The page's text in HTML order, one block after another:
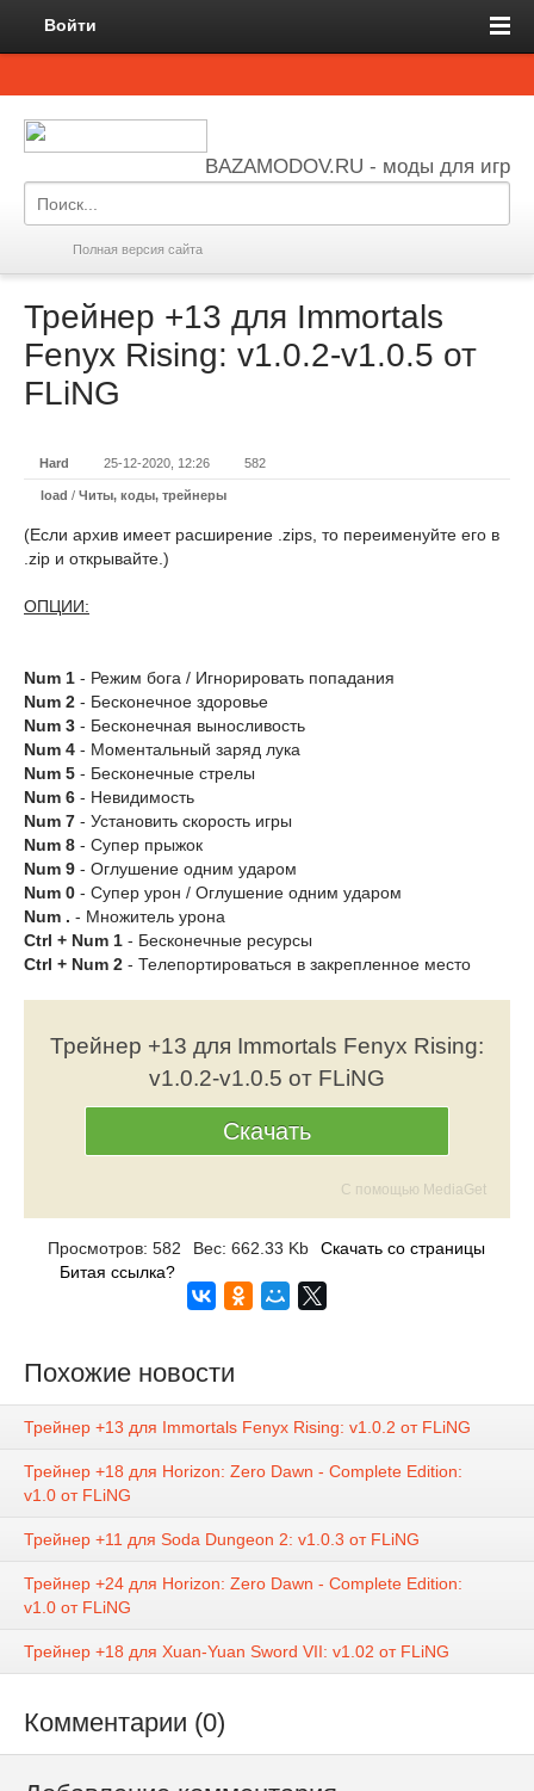
Войти
BAZAMODOV.RU - моды для игр
Полная версия сайта
Трейнер +13 для Immortals
Fenyx Rising: v1.0.2-v1.0.5 от
FLiNG
Hard 25-12-2020, 12:26 582
load / Читы, коды, трейнеры
(Если архив имеет расширение .zips, то переименуйте его в
.zip и открывайте.)
ОПЦИИ:
Num 1 - Режим бога / Игнорировать попадания
Num 2 - Бесконечное здоровье
Num 3 - Бесконечная выносливость
Num 4 - Моментальный заряд лука
Num 5 - Бесконечные стрелы
Num 6 - Невидимость
Num 7 - Установить скорость игры
Num 8 - Супер прыжок
Num 9 - Оглушение одним ударом
Num 0 - Супер урон / Оглушение одним ударом
Num . - Множитель урона
Ctrl + Num 1 - Бесконечные ресурсы
Ctrl + Num 2 - Телепортироваться в закрепленное место
Трейнер +13 для Immortals Fenyx Rising:
v1.0.2-v1.0.5 от FLiNG
Скачать
С помощью MediaGet
Просмотров: 582 Вес: 662.33 Kb
Скачать со страницы
Битая ссылка?
Похожие новости
Трейнер +13 для Immortals Fenyx Rising: v1.0.2 от FLiNG
Трейнер +18 для Horizon: Zero Dawn - Complete Edition:
v1.0 от FLiNG
Трейнер +11 для Soda Dungeon 2: v1.0.3 от FLiNG
Трейнер +24 для Horizon: Zero Dawn - Complete Edition:
v1.0 от FLiNG
Трейнер +18 для Xuan-Yuan Sword VII: v1.02 от FLiNG
Комментарии (0)